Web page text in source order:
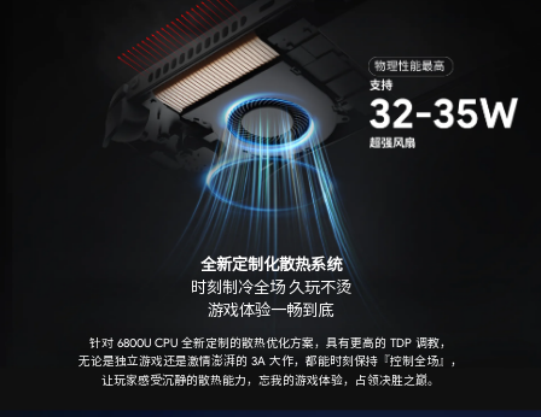
全新定制化散热系统
时刻制冷全场 久玩不烫
游戏体验一畅到底
针对 6800U CPU 全新定制的散热优化方案，具有更高的 TDP 调教，
无论是独立游戏还是激情澎湃的 3A 大作，都能时刻保持『控制全场』，
让玩家感受沉静的散热能力，忘我的游戏体验，占领决胜之巅。